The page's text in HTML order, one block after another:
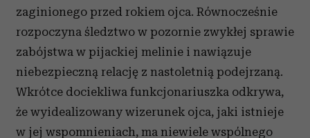
zaginionego przed rokiem ojca. Równocześnie
rozpoczyna śledztwo w pozornie zwykłej sprawie
zabójstwa w pijackiej melinie i nawiązuje
niebezpieczną relację z nastoletnią podejrzaną.
Wkrótce dociekliwa funkcjonariuszka odkrywa,
że wyidealizowany wizerunek ojca, jaki istnieje
w jej wspomnieniach, ma niewiele wspólnego